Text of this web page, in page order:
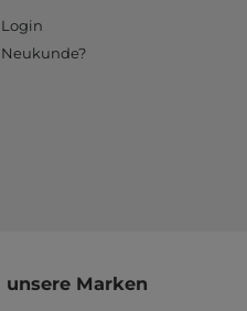
Login
Neukunde?
unsere Marken